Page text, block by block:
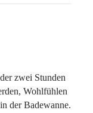
zwei Stunden
Wohlfühlen
der Badewanne.